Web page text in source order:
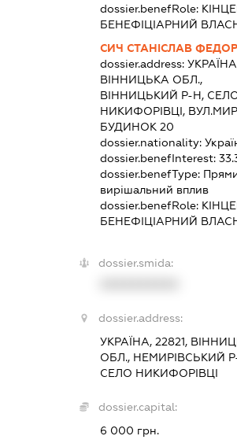
dossier.benefRole:
БЕНЕФІЦІАРНИЙ
СИЧ СТАНІСЛАВ
dossier.address:
ВІННИЦЬКА ОБЛ.,
ВІННИЦЬКИЙ Р-Н,
НИКИФОРІВЦІ,
БУДИНОК 20
dossier.nationality:
dossier.benefInterest:
dossier.benefType:
вирішальний вплив
dossier.benefRole:
БЕНЕФІЦІАРНИЙ
dossier.smida:
dossier.address:
УКРАЇНА, 22821,
ОБЛ., НЕМИРІВСЬКИЙ
СЕЛО НИКИФОРІВЦІ
dossier.capital:
6 000 грн.